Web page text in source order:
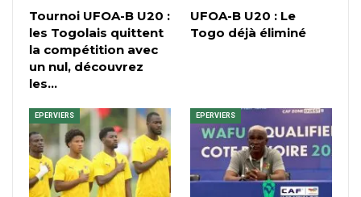
Tournoi UFOA-B U20 :
les Togolais quittent
la compétition avec
un nul, découvrez
les…
UFOA-B U20 : Le
Togo déjà éliminé
EPERVIERS EPERVIERS